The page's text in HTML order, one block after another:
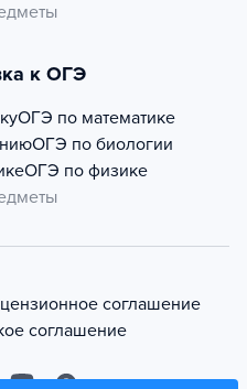
к ОГЭ
ОГЭ по математике
ОГЭ по биологии
ОГЭ по физике
соглашение
соглашение